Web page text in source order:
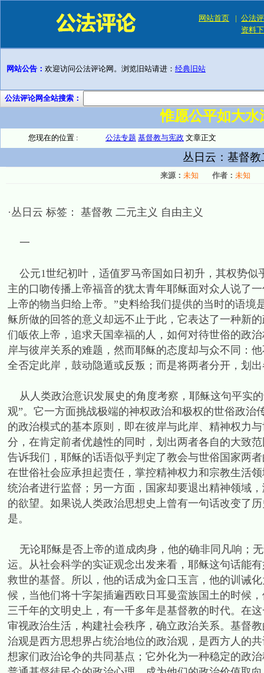
网站首页 | 公法
资料
网站公告： 欢迎访问公法评论网。浏览旧站请进： 经典旧站
公法评论网全站搜索：
惟愿公平如大
您现在的位置 : 公法专题 基督教与宪政 文章正文
丛日云：基督
来源： 未知 作者： 未知
·丛日云 标签： 基督教 二元主义 自由主义
一
公元1世纪初叶，适值罗马帝国如日初升，其权势似
主的口吻传播上帝福音的犹太青年耶稣面对众人说了
上帝的物当归给上帝。”史料给我们提供的当时的语
稣所做的回答的意义却远不止于此，它表达了一种新
们皈依上帝，追求天国幸福的人，如何对待世俗的政
岸与彼岸关系的难题，然而耶稣的态度却与众不同：
全否定此岸，鼓动隐遁或反叛；而是将两者分开，划
从人类政治意识发展史的角度考察，耶稣这句平实
观”。它一方面挑战极端的神权政治和极权的世俗政
的政治模式的基本原则，即在彼岸与此岸、精神权力
分，在肯定前者优越性的同时，划出两者各自的大致
告诉我们，耶稣的话语似乎判定了教会与世俗国家两
在世俗社会应承担起责任，掌控精神权力和宗教生活
统治者进行监督；另一方面，国家却要退出精神领域
的欲望。如果说人类政治思想史上曾有一句话改变了
是。
无论耶稣是否上帝的道成肉身，他的确非同凡响；
运。从社会科学的实证观念出发来看，耶稣这句话能
救世的基督。所以，他的话成为金口玉言，他的训诫
候，当他们将十字架插遍西欧日耳曼蛮族国土的时候
三千年的文明史上，有一千多年是基督教的时代。在
审视政治生活，构建社会秩序，确立政治关系。基督
治观是西方思想界占统治地位的政治观，是西方人的
想家们政治论争的共同基点；它外化为一种稳定的政